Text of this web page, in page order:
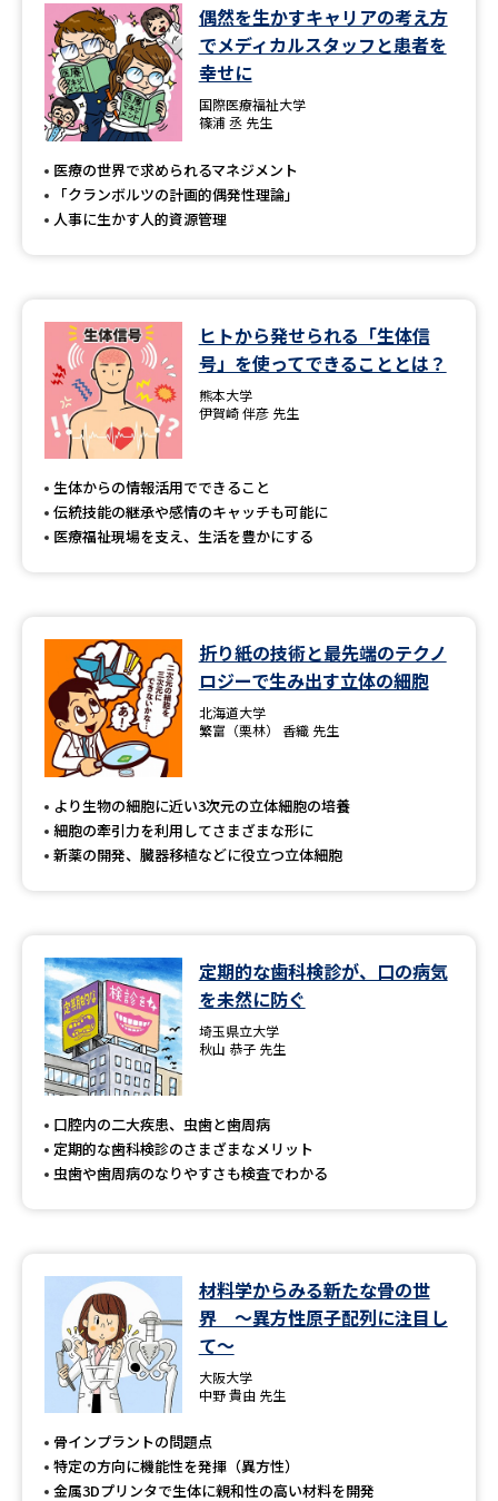
学問のミニ講義「夢ナビ講義」 学問分野解説
学問の教科書
ユーザーサポート
Ｑ＆Ａ よくあるご質問 大学進学IDについて
お支払いサイト
特定商取引表記
テレメール進学カタログ
偶然を生かすキャリアの考え方
でメディカルスタッフと患者を
幸せに
国際医療福祉大学
篠浦 丞 先生
医療の世界で求められるマネジメント
「クランボルツの計画的偶発性理論」
人事に生かす人的資源管理
ヒトから発せられる「生体信
号」を使ってできることとは？
熊本大学
伊賀崎 伴彦 先生
生体からの情報活用でできること
伝統技能の継承や感情のキャッチも可能に
医療福祉現場を支え、生活を豊かにする
折り紙の技術と最先端のテクノ
ロジーで生み出す立体の細胞
北海道大学
繁富（栗林） 香織 先生
より生物の細胞に近い3次元の立体細胞の培養
細胞の牽引力を利用してさまざまな形に
新薬の開発、臓器移植などに役立つ立体細胞
定期的な歯科検診が、口の病気
を未然に防ぐ
埼玉県立大学
秋山 恭子 先生
口腔内の二大疾患、虫歯と歯周病
定期的な歯科検診のさまざまなメリット
虫歯や歯周病のなりやすさも検査でわかる
材料学からみる新たな骨の世
界 ～異方性原子配列に注目し
て～
大阪大学
中野 貴由 先生
骨インプラントの問題点
特定の方向に機能性を発揮（異方性）
金属3Dプリンタで生体に親和性の高い材料を開発